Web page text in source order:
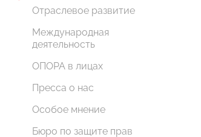
Отраслевое развитие
Международная
деятельность
ОПОРА в лицах
Пресса о нас
Особое мнение
Бюро по защите прав